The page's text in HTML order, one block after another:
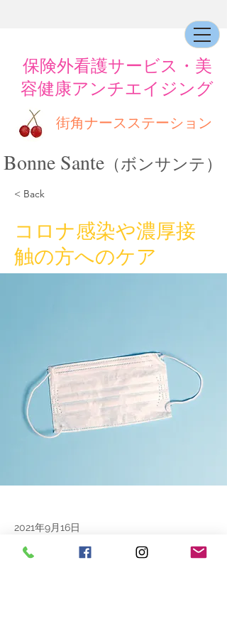
街角ナースステーション
Bonne Sante （ボンサンテ）
​保険外看護サービス・美
容健康アンチエイジング
< Back
コロナ感染や濃厚接
触の方へのケア
2021年9月16日